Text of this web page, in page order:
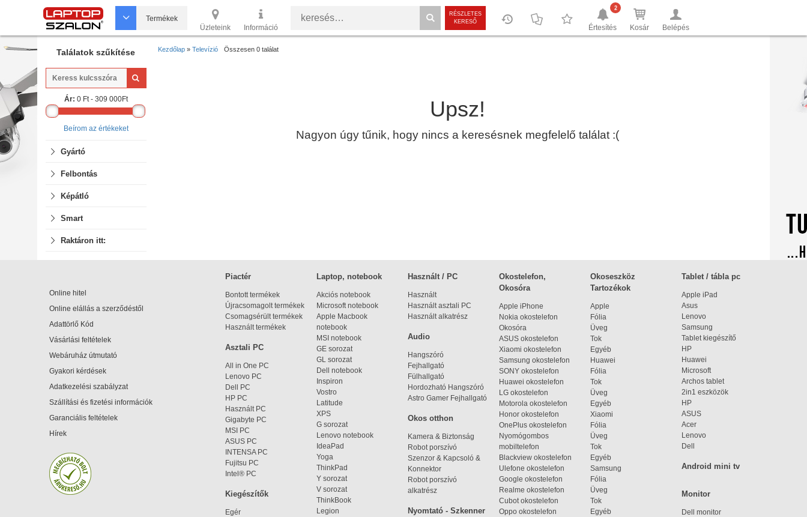
Termékek
Üzleteink
Információ
RÉSZLETES
KERESŐ
Értesítés
2
Kosár Belépés
Találatok szűkítése
Ár: 0 Ft - 309 000Ft
Beírom az értékeket
Gyártó
Felbontás
Képátló
Smart
Raktáron itt:
Kezdőlap » Televízió Összesen 0 találat
Upsz!
Nagyon úgy tűnik, hogy nincs a keresésnek megfelelő találat :(
Online hitel
Online elállás a szerződéstől
Adattörlő Kód
Vásárlási feltételek
Webáruház útmutató
Gyakori kérdések
Adatkezelési szabályzat
Szállítási és fizetési információk
Garanciális feltételek
Hírek
Piactér
Bontott termékek
Újracsomagolt termékek
Csomagsérült termékek
Használt termékek
Laptop, notebook
Akciós notebook
Microsoft notebook
Apple Macbook
notebook
MSI notebook
GE sorozat
GL sorozat
Dell notebook
Inspiron
Vostro
Latitude
XPS
G sorozat
Lenovo notebook
IdeaPad
Yoga
ThinkPad
Y sorozat
V sorozat
ThinkBook
Legion
Használt / PC
Használt
Használt asztali PC
Használt alkatrész
Okostelefon,
Okosóra
Apple iPhone
Nokia okostelefon
Okosóra
ASUS okostelefon
Xiaomi okostelefon
Samsung okostelefon
SONY okostelefon
Huawei okostelefon
LG okostelefon
Motorola okostelefon
Honor okostelefon
OnePlus okostelefon
Nyomógombos
mobiltelefon
Blackview okostelefon
Ulefone okostelefon
Google okostelefon
Realme okostelefon
Cubot okostelefon
Oppo okostelefon
Okoseszköz
Tartozékok
Apple
Fólia
Üveg
Tok
Egyéb
Huawei
Fólia
Tok
Üveg
Egyéb
Xiaomi
Fólia
Üveg
Tok
Egyéb
Samsung
Fólia
Üveg
Tok
Egyéb
Tablet / tábla pc
Apple iPad
Asus
Lenovo
Samsung
Tablet kiegészítő
HP
Huawei
Microsoft
Archos tablet
2in1 eszközök
HP
ASUS
Acer
Lenovo
Dell
Audio
Hangszóró
Fejhallgató
Fülhallgató
Hordozható Hangszóró
Astro Gamer Fejhallgató
Asztali PC
All in One PC
Lenovo PC
Dell PC
HP PC
Használt PC
Gigabyte PC
MSI PC
ASUS PC
INTENSA PC
Fujitsu PC
Intel® PC
Okos otthon
Kamera & Biztonság
Robot porszívó
Szenzor & Kapcsoló &
Konnektor
Robot porszívó
alkatrész
Android mini tv
Kiegészítők
Egér
Monitor
Dell monitor
Nyomtató - Szkenner